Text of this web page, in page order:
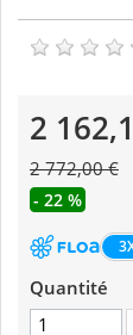
2
2 772,00 €
- 22 %
Quantité